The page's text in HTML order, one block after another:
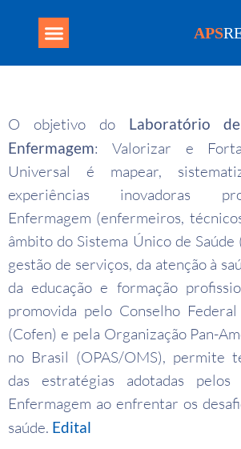
APS
O objetivo do Laboratório
Enfermagem: Valorizar e
Universal é mapear,
experiências inovadoras
Enfermagem (enfermeiros,
âmbito do Sistema Único de Saúde
gestão de serviços, da atenção à
da educação e formação
promovida pelo Conselho
(Cofen) e pela Organização Pan-
no Brasil (OPAS/OMS), permite
das estratégias adotadas pelos
Enfermagem ao enfrentar os
saúde. Edital